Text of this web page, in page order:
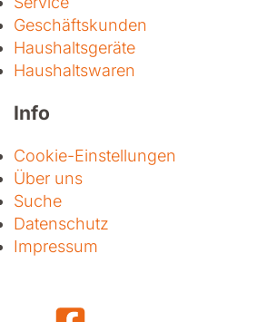
Geschäftskunden
Haushaltsgeräte
Haushaltswaren
Info
Cookie-Einstellungen
Über uns
Suche
Datenschutz
Impressum